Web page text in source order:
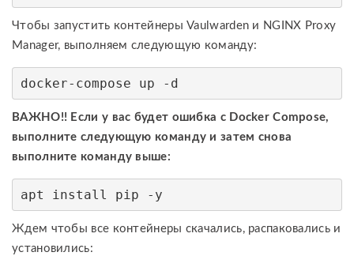
Чтобы запустить контейнеры Vaulwarden и NGINX Proxy
Manager, выполняем следующую команду:
docker-compose up -d
ВАЖНО!! Если у вас будет ошибка с Docker Compose,
выполните следующую команду и затем снова
выполните команду выше:
apt install pip -y
Ждем чтобы все контейнеры скачались, распаковались и
установились: